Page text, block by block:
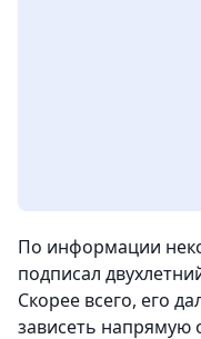
По информации
подписал
Скорее всего, его
зависеть напрямую